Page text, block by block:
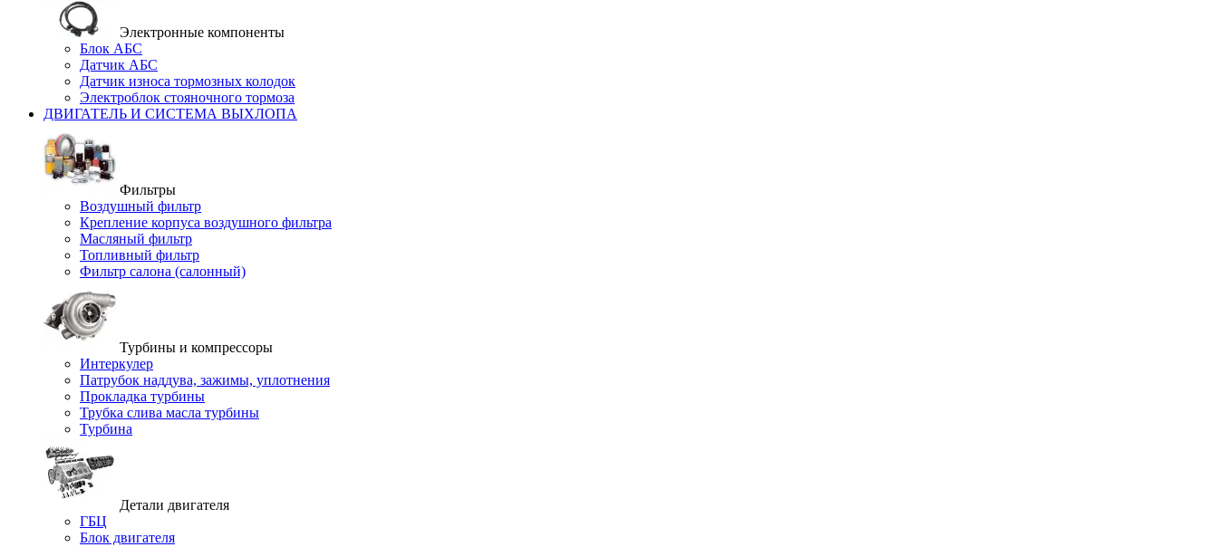
Электронные компоненты
Блок АБС
Датчик АБС
Датчик износа тормозных колодок
Электроблок стояночного тормоза
ДВИГАТЕЛЬ И СИСТЕМА ВЫХЛОПА
Фильтры
Воздушный фильтр
Крепление корпуса воздушного фильтра
Масляный фильтр
Топливный фильтр
Фильтр салона (салонный)
Турбины и компрессоры
Интеркулер
Патрубок наддува, зажимы, уплотнения
Прокладка турбины
Трубка слива масла турбины
Турбина
Детали двигателя
ГБЦ
Блок двигателя